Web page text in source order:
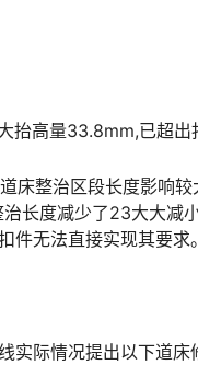
抬高量33.8mm,已超
床整治区段长度影响
长度减少了23大大减
件无法直接实现其要求。󠅅󠅃󠄵󠅂󠄪󠇖󠆨󠆨󠇕󠆞󠆒󠅬󠇘󠆭󠆘󠇙󠆝󠅵󠇗󠆭󠆁󠄐󠇗󠅹󠅸󠇖󠆍󠅳󠇖󠅹󠅰󠇖󠆌󠅹
实际情况提出以下道床